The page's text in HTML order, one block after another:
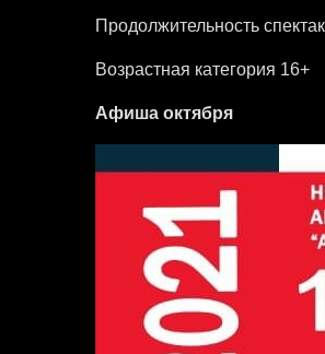
Продолжительность
Возрастная категория 16+
Афиша октября